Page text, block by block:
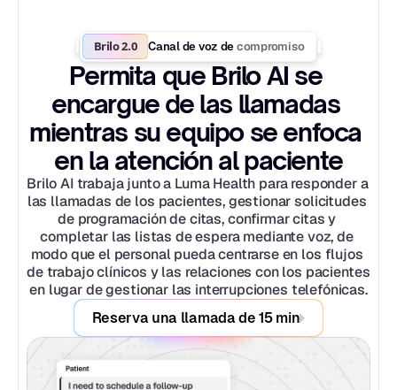
Brilo 2.0 Canal de voz de compromiso
Permita que Brilo AI se
encargue de las llamadas
mientras su equipo se enfoca
en la atención al paciente
Brilo AI trabaja junto a Luma Health para responder a
las llamadas de los pacientes, gestionar solicitudes
de programación de citas, confirmar citas y
completar las listas de espera mediante voz, de
modo que el personal pueda centrarse en los flujos
de trabajo clínicos y las relaciones con los pacientes
en lugar de gestionar las interrupciones telefónicas.
Reserva una llamada de 15 min